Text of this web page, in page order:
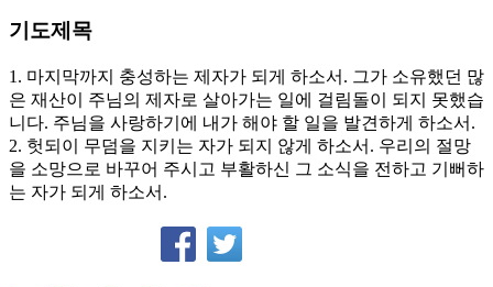
기도제목
1. 마지막까지 충성하는 제자가 되게 하소서. 그가 소유했던 많
은 재산이 주님의 제자로 살아가는 일에 걸림돌이 되지 못했습
니다. 주님을 사랑하기에 내가 해야 할 일을 발견하게 하소서.
2. 헛되이 무덤을 지키는 자가 되지 않게 하소서. 우리의 절망
을 소망으로 바꾸어 주시고 부활하신 그 소식을 전하고 기뻐하
는 자가 되게 하소서.